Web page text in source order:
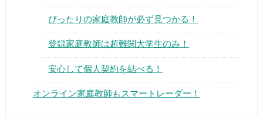
▶
ぴったりの家庭教師が必ず見つかる！
登録家庭教師は超難関大学生のみ！
安心して個人契約を結べる！
オンライン家庭教師もスマートレーダー！